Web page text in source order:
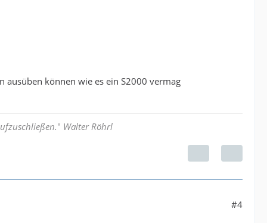
ausüben können wie es ein S2000 vermag
" Walter Röhrl
#4